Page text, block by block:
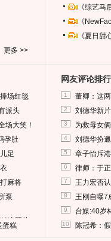
更多 >>
《综艺
《
《夏日
场红毯
派头
场大笑！
孕肚
足
麻将
泵
这照片
蛋糕
网友评论排行
1 董卿：这
2 刘德华新
3 为救母女
4 刘德华扮
5 章子怡斥
6 律师：于
7 王力宏否
8 王刚自曝7
9 台媒:40岁
10 陈冠希：